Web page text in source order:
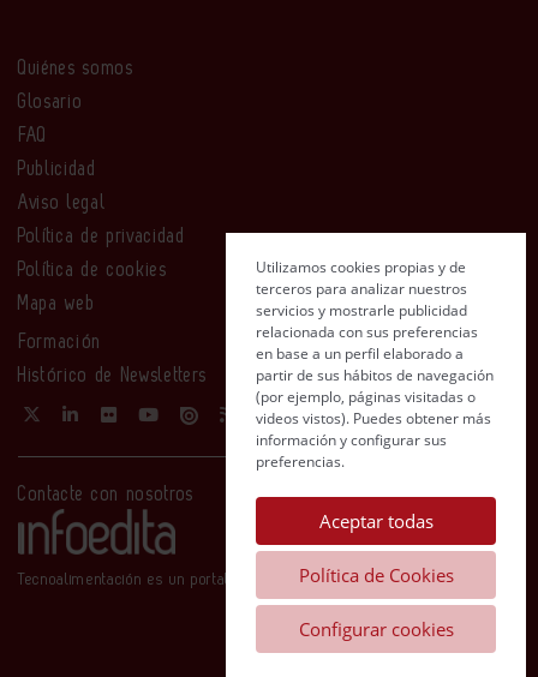
Quiénes somos
Glosario
FAQ
Publicidad
Aviso legal
Política de privacidad
Política de cookies
Mapa web
Formación
Histórico de Newsletters
Contacte con nosotros
Tecnoalimentación es un portal de Infoedita
Utilizamos cookies propias y de
terceros para analizar nuestros
servicios y mostrarle publicidad
relacionada con sus preferencias
en base a un perfil elaborado a
partir de sus hábitos de navegación
(por ejemplo, páginas visitadas o
videos vistos). Puedes obtener más
información y configurar sus
preferencias.
Aceptar todas
Política de Cookies
Configurar cookies